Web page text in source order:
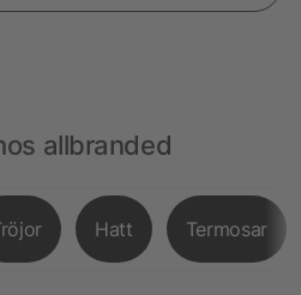
allbranded
Hatt Termosar